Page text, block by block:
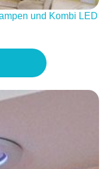
und Kombi LED